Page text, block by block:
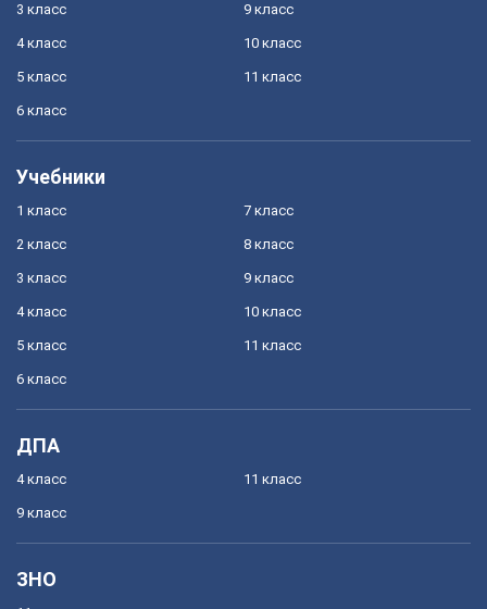
3 класс
4 класс
5 класс
6 класс
9 класс
10 класс
11 класс
Учебники
1 класс
2 класс
3 класс
4 класс
5 класс
6 класс
7 класс
8 класс
9 класс
10 класс
11 класс
ДПА
4 класс
9 класс
11 класс
ЗНО